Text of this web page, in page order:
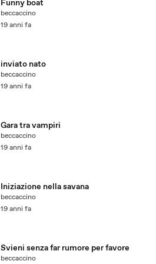
Funny boat
beccaccino
19 anni fa
inviato nato
beccaccino
19 anni fa
Gara tra vampiri
beccaccino
19 anni fa
Iniziazione nella savana
beccaccino
19 anni fa
Svieni senza far rumore per favore
beccaccino